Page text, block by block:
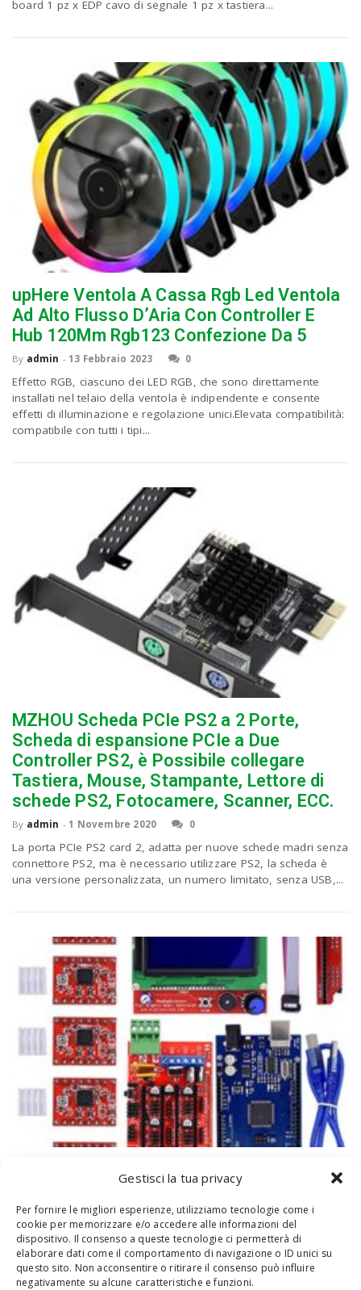
Gestisci la tua privacy
Per fornire le migliori esperienze, utilizziamo tecnologie come i
cookie per memorizzare e/o accedere alle informazioni del
dispositivo. Il consenso a queste tecnologie ci permetterà di
elaborare dati come il comportamento di navigazione o ID unici su
questo sito. Non acconsentire o ritirare il consenso può influire
negativamente su alcune caratteristiche e funzioni.
board 1 pz x EDP cavo di segnale 1 pz x tastiera...
upHere Ventola A Cassa Rgb Led Ventola
Ad Alto Flusso D’Aria Con Controller E
Hub 120Mm Rgb123 Confezione Da 5
By admin - 13 Febbraio 2023 0
Effetto RGB, ciascuno dei LED RGB, che sono direttamente
installati nel telaio della ventola è indipendente e consente
effetti di illuminazione e regolazione unici.Elevata compatibilità:
compatibile con tutti i tipi...
MZHOU Scheda PCIe PS2 a 2 Porte,
Scheda di espansione PCIe a Due
Controller PS2, è Possibile collegare
Tastiera, Mouse, Stampante, Lettore di
schede PS2, Fotocamere, Scanner, ECC.
By admin - 1 Novembre 2020 0
La porta PCIe PS2 card 2, adatta per nuove schede madri senza
connettore PS2, ma è necessario utilizzare PS2, la scheda è
una versione personalizzata, un numero limitato, senza USB,...
iHaospace – Kit controller stampante 3D
per RAMPS 1.4 + Mega 2560 R3 +
controller display LCD 12864 + driver
stepper A4988 con dispositivo di
riscaldamento per stampante Arduino
Reprap